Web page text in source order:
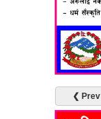
❮ Prev